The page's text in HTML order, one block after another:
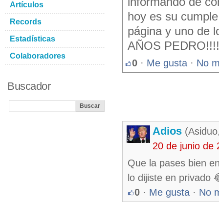
hoy es su
página y uno de
AÑOS
0 · Me gusta · No
Adios
20 de junio de
Que la pases bien
lo dijiste en privado
0 · Me gusta · No
Artículos
Records
Estadísticas
Colaboradores
Buscador